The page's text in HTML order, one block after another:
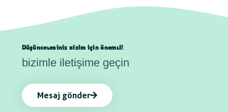
Düşünceleriniz bizim için önemli!
bizimle iletişime geçin
Mesaj gönder